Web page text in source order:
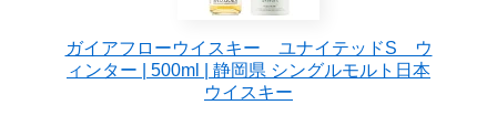
ガイアフローウイスキー ユナイテッドS ウ
ィンター | 500ml | 静岡県 シングルモルト日本
ウイスキー